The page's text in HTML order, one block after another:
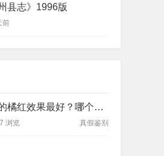
县志》1996版
前
哪里的橘红效果最好？哪个产地排名最前面
浏览 真假鉴别